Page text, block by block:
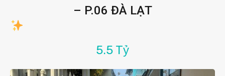
– P.06 ĐÀ LẠT
5.5 Tỷ